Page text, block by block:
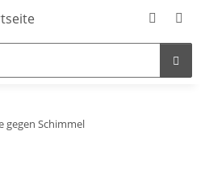
gegen Schimmel